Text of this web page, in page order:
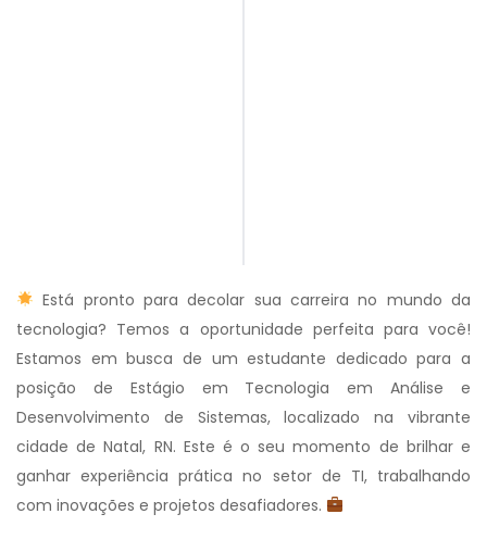
Está pronto para decolar sua carreira no mundo da
tecnologia? Temos a oportunidade perfeita para você!
Estamos em busca de um estudante dedicado para a
posição de Estágio em Tecnologia em Análise e
Desenvolvimento de Sistemas, localizado na vibrante
cidade de Natal, RN. Este é o seu momento de brilhar e
ganhar experiência prática no setor de TI, trabalhando
com inovações e projetos desafiadores.